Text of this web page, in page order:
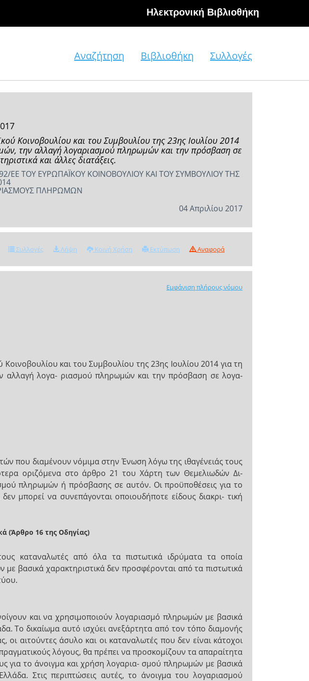
Hλεκτρονική Βιβλιοθήκη
Αναζήτηση Βιβλιοθήκη Συλλογές
Κοινοβουλίου και του Συμβουλίου της 23ης Ιουλίου 2014
την αλλαγή λογαριασμού πληρωμών και την πρόσβαση σε
και άλλες διατάξεις.
ΤΟΥ ΕΥΡΩΠΑΪΚΟΥ ΚΟΙΝΟΒΟΥΛΙΟΥ ΚΑΙ ΤΟΥ ΣΥΜΒΟΥΛΙΟΥ ΤΗΣ
ΠΛΗΡΩΜΩΝ
04 Απριλίου 2017
Συλλογές Λήψη Κοινή Χρήση Εκτύπωση Αναφορά
Εμφάνιση πλήρους νόμου
και του Συμβουλίου της 23ης Ιουλίου 2014 για τη
αλλαγή λογα- ριασμού πληρωμών και την πρόσβαση σε λογα-
που διαμένουν νόμιμα στην Ένωση λόγω της ιθαγένειάς τους
οριζόμενα στο άρθρο 21 του Χάρτη των Θεμελιωδών Δι-
πληρωμών ή πρόσβασης σε αυτόν. Οι προϋποθέσεις για το
μπορεί να συνεπάγονται οποιουδήποτε είδους διακρι- τική
(Άρθρο 16 της Οδηγίας)
καταναλωτές από όλα τα πιστωτικά ιδρύματα τα οποία
βασικά χαρακτηριστικά δεν προσφέρονται από τα πιστωτικά
και να χρησιμοποιούν λογαριασμό πληρωμών με βασικά
Το δικαίωμα αυτό ισχύει ανεξάρτητα από τον τόπο διαμονής
αιτούντες άσυλο και οι καταναλωτές που δεν είναι κάτοχοι
λόγους, θα πρέπει να προσκομίζουν τα απαραίτητα
για το άνοιγμα και χρήση λογαρια- σμού πληρωμών με βασικά
Στις περιπτώσεις αυτές, το άνοιγμα του λογαριασμού